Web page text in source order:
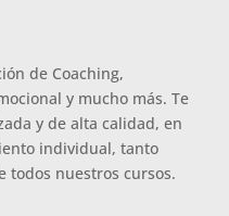
de Coaching,
y mucho más. Te
y de alta calidad, en
individual, tanto
todos nuestros cursos.